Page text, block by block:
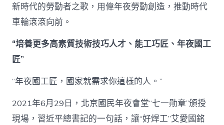
新時代的勞動者之歌，用偉年夜勞動創造，推動時代
車輪滾滾向前。
“培養更多高素質技術技巧人才、能工巧匠、年夜國工
匠”
“年夜國工匠，國家就需求你這樣的人。”
2021年6月29日，北京國民年夜會堂“七一勛章”頒授
現場，習近平總書記的一句話，讓“好焊工”艾愛國銘